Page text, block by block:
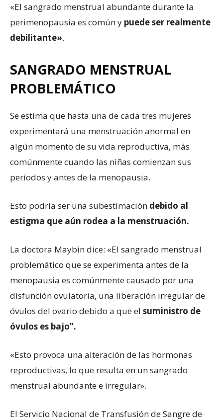
«El sangrado menstrual abundante durante la
perimenopausia es común y puede ser realmente
debilitante».
SANGRADO MENSTRUAL
PROBLEMÁTICO
Se estima que hasta una de cada tres mujeres
experimentará una menstruación anormal en
algún momento de su vida reproductiva, más
comúnmente cuando las niñas comienzan sus
períodos y antes de la menopausia.
Esto podría ser una subestimación debido al
estigma que aún rodea a la menstruación.
La doctora Maybin dice: «El sangrado menstrual
problemático que se experimenta antes de la
menopausia es comúnmente causado por una
disfunción ovulatoria, una liberación irregular de
óvulos del ovario debido a que el suministro de
óvulos es bajo”.
«Esto provoca una alteración de las hormonas
reproductivas, lo que resulta en un sangrado
menstrual abundante e irregular».
El Servicio Nacional de Transfusión de Sangre de